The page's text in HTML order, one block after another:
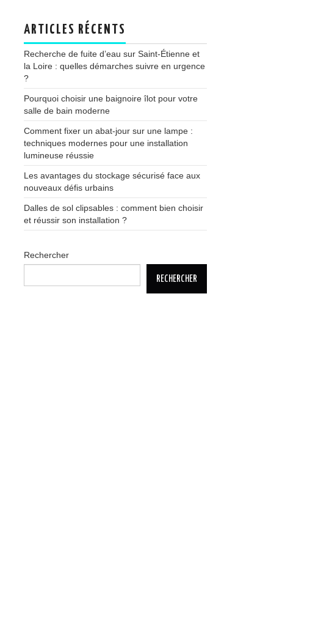
ARTICLES RÉCENTS
Recherche de fuite d’eau sur Saint-Étienne et
la Loire : quelles démarches suivre en urgence
?
Pourquoi choisir une baignoire îlot pour votre
salle de bain moderne
Comment fixer un abat-jour sur une lampe :
techniques modernes pour une installation
lumineuse réussie
Les avantages du stockage sécurisé face aux
nouveaux défis urbains
Dalles de sol clipsables : comment bien choisir
et réussir son installation ?
Rechercher
RECHERCHER